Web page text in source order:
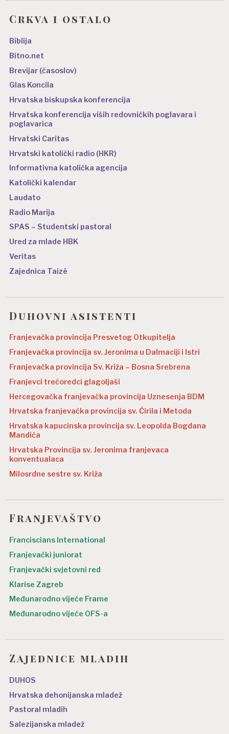
Crkva i ostalo
Biblija
Bitno.net
Brevijar (časoslov)
Glas Koncila
Hrvatska biskupska konferencija
Hrvatska konferencija viših redovničkih poglavara i
poglavarica
Hrvatski Caritas
Hrvatski katolički radio (HKR)
Informativna katolička agencija
Katolički kalendar
Laudato
Radio Marija
SPAS – Studentski pastoral
Ured za mlade HBK
Veritas
Zajednica Taizé
Duhovni asistenti
Franjevačka provincija Presvetog Otkupitelja
Franjevačka provincija sv. Jeronima u Dalmaciji i Istri
Franjevačka provincija Sv. Križa – Bosna Srebrena
Franjevci trećoredci glagoljaši
Hercegovačka franjevačka provincija Uznesenja BDM
Hrvatska franjevačka provincija sv. Ćirila i Metoda
Hrvatska kapucinska provincija sv. Leopolda Bogdana
Mandića
Hrvatska Provincija sv. Jeronima franjevaca
konventualaca
Milosrdne sestre sv. Križa
Franjevaštvo
Franciscians International
Franjevački juniorat
Franjevački svjetovni red
Klarise Zagreb
Međunarodno vijeće Frame
Međunarodno vijeće OFS-a
Zajednice mladih
DUHOS
Hrvatska dehonijanska mladež
Pastoral mladih
Salezijanska mladež